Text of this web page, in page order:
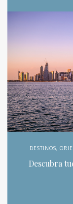
DESTINOS,
Descubra